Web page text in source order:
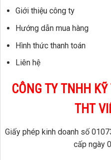
Giới thiệu công ty
Hướng dẫn mua hàng
Hình thức thanh toán
Liên hệ
CÔNG TY TNHH
THT
Giấy phép kinh doanh số
cấp ngày